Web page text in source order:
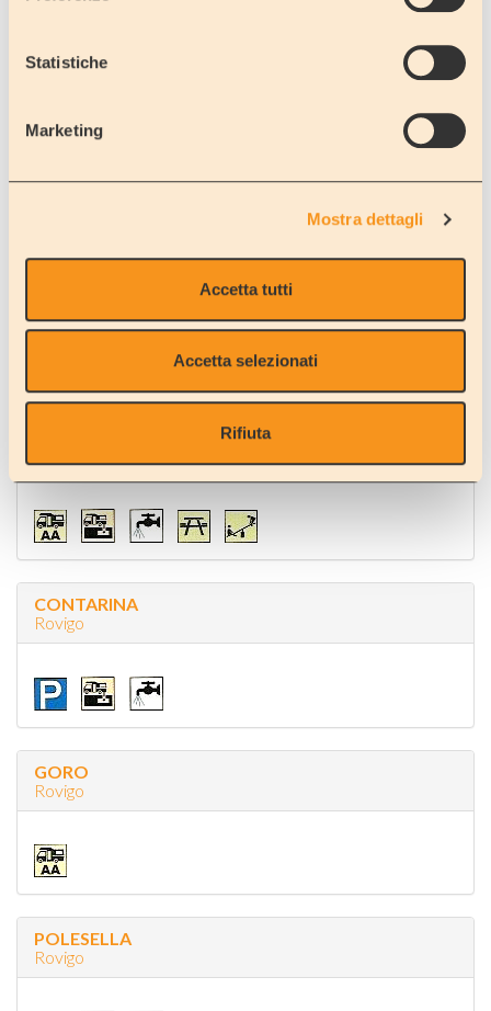
Statistiche
Marketing
Mostra dettagli
Accetta tutti
Accetta selezionati
Rifiuta
Rovigo
CA' TIEPOLO
CONTARINA
Rovigo
GORO
Rovigo
POLESELLA
Rovigo